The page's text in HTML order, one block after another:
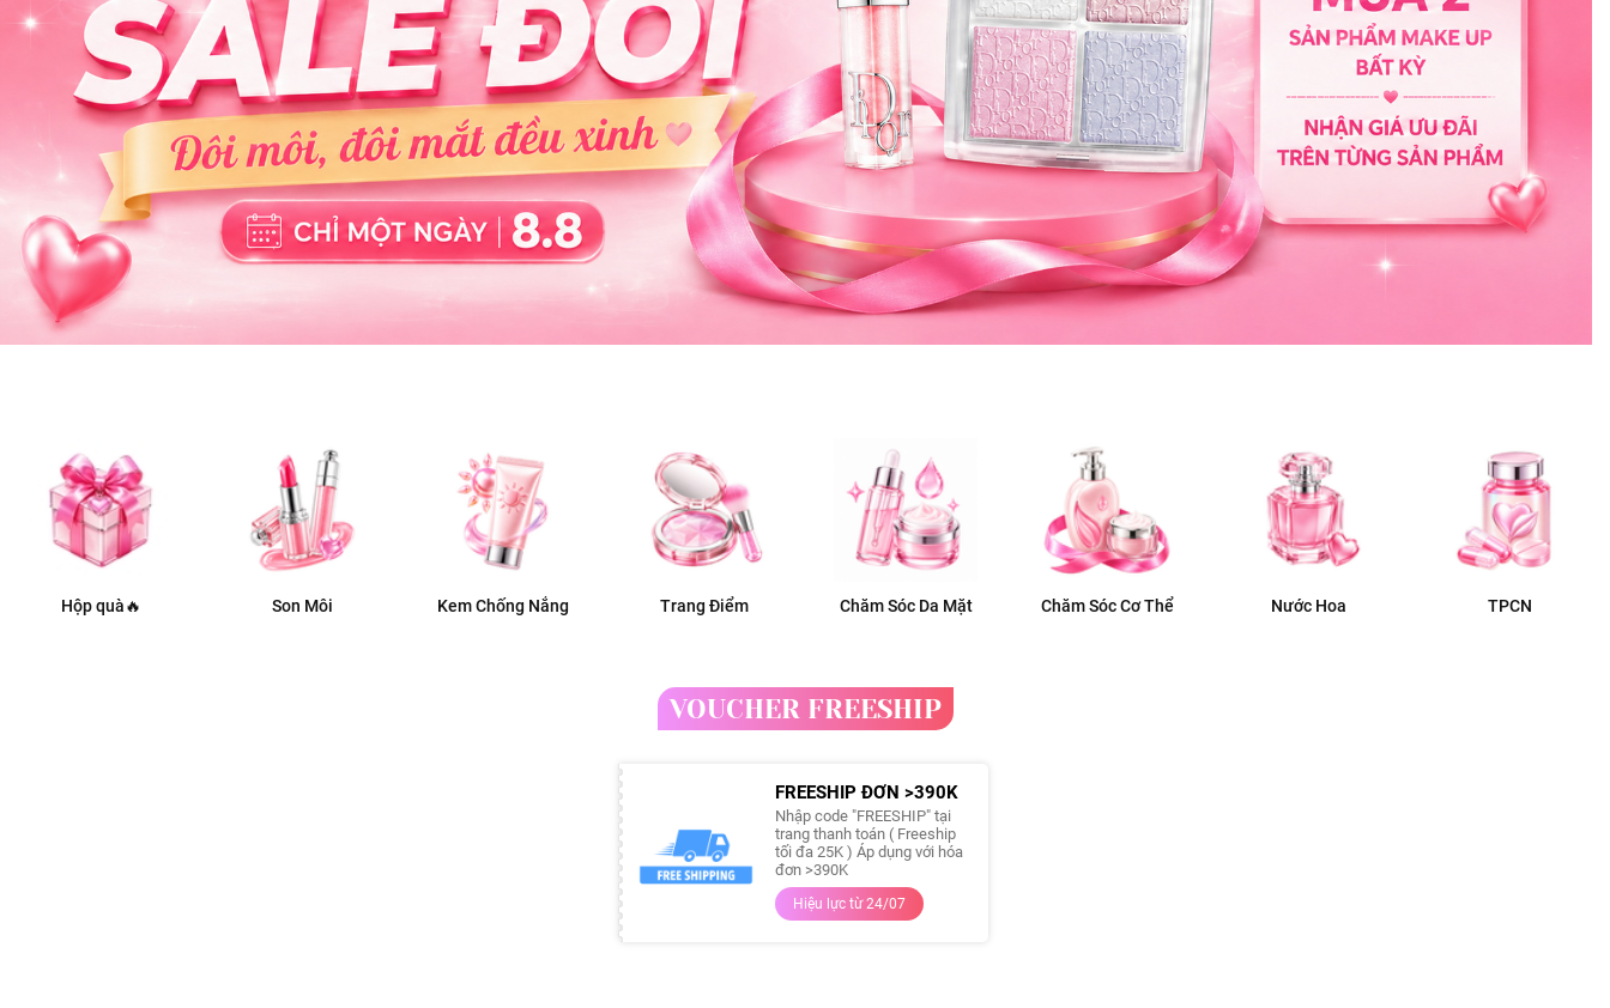
Hộp quà🔥 Son Môi Kem Chống Nắng Trang Điểm Chăm Sóc Da Mặt Chăm Sóc Cơ Thể Nước Hoa TPCN
VOUCHER FREESHIP
FREESHIP ĐƠN >390K
Nhập code "FREESHIP" tại
trang thanh toán ( Freeship
tối đa 25K ) Áp dụng với hóa
đơn >390K
Hiệu lực từ 24/07